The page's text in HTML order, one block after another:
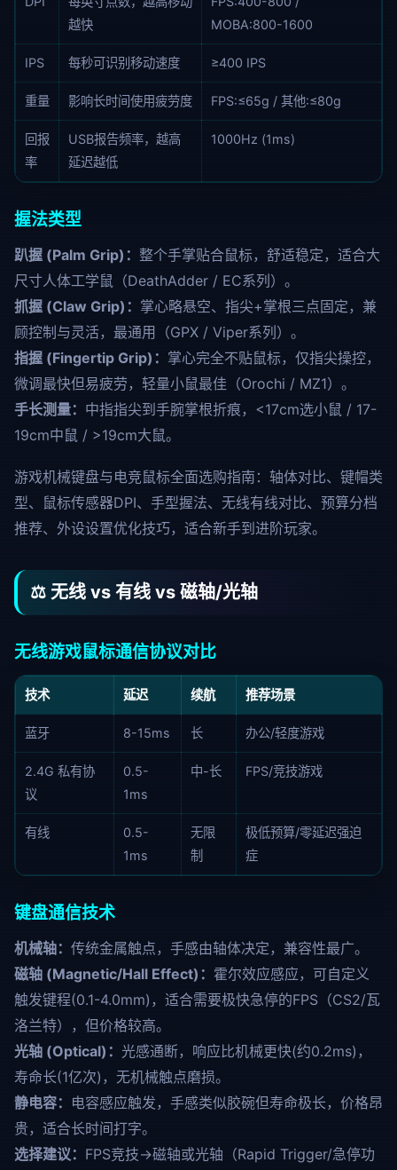
越快
MOBA:800-1600
IPS 每秒可识别移动速度 ≥400 IPS
重量 影响长时间使用疲劳度 FPS:≤65g / 其他:≤80g
回报
率
USB报告频率，越高
延迟越低
1000Hz (1ms)
握法类型
趴握 (Palm Grip)： 整个手掌贴合鼠标，舒适稳定，适合大
尺寸人体工学鼠（DeathAdder / EC系列）。
抓握 (Claw Grip)： 掌心略悬空、指尖+掌根三点固定，兼
顾控制与灵活，最通用（GPX / Viper系列）。
指握 (Fingertip Grip)： 掌心完全不贴鼠标，仅指尖操控，
微调最快但易疲劳，轻量小鼠最佳（Orochi / MZ1）。
手长测量： 中指指尖到手腕掌根折痕，<17cm选小鼠 / 17-
19cm中鼠 / >19cm大鼠。
游戏机械键盘与电竞鼠标全面选购指南：轴体对比、键帽类
型、鼠标传感器DPI、手型握法、无线有线对比、预算分档
推荐、外设设置优化技巧，适合新手到进阶玩家。
⚖️ 无线 vs 有线 vs 磁轴/光轴
无线游戏鼠标通信协议对比
技术 延迟 续航 推荐场景
蓝牙 8-15ms 长 办公/轻度游戏
2.4G 私有协
议
0.5-
1ms
中-长 FPS/竞技游戏
有线
0.5-
1ms
无限
制
极低预算/零延迟强迫
症
键盘通信技术
机械轴： 传统金属触点，手感由轴体决定，兼容性最广。
磁轴 (Magnetic/Hall Effect)： 霍尔效应感应，可自定义
触发键程(0.1-4.0mm)，适合需要极快急停的FPS（CS2/瓦
洛兰特），但价格较高。
光轴 (Optical)： 光感通断，响应比机械更快(约0.2ms)，
寿命长(1亿次)，无机械触点磨损。
静电容： 电容感应触发，手感类似胶碗但寿命极长，价格昂
贵，适合长时间打字。
选择建议： FPS竞技→磁轴或光轴（Rapid Trigger/急停功